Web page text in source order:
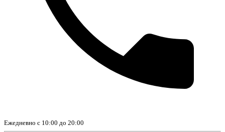
Ежедневно с 10:00 до 20:00